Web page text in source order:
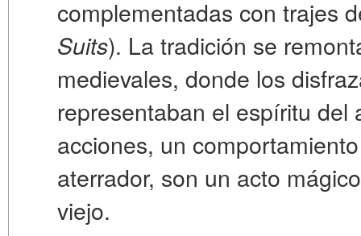
complementadas con trajes
Suits). La tradición se
medievales, donde los
representaban el espíritu del
acciones, un
aterrador, son un acto
viejo.